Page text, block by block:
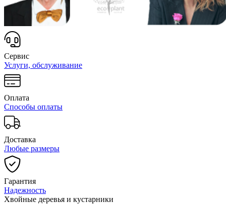
Сервис
Услуги, обслуживание
Оплата
Способы оплаты
Доставка
Любые размеры
Гарантия
Надежность
Хвойные деревья и кустарники